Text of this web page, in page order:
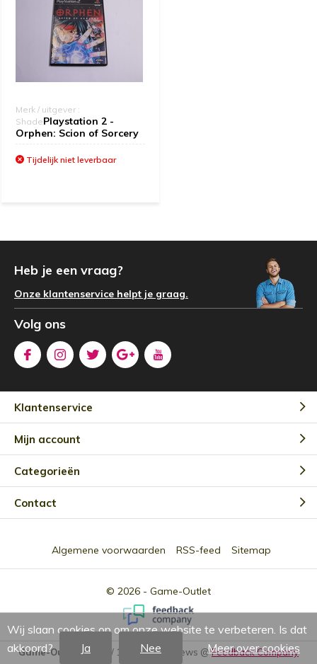
Merk / uitgever :
ShadePlaystation 2 -
Orphen: Scion of Sorcery
Tijdelijk niet leverbaar
Heb je een vraag?
Onze klantenservice helpt je graag.
Volg ons
Klantenservice
Mijn account
Categorieën
Contact
© 2026 - Game-Outlet
Algemene voorwaarden RSS-feed Sitemap
Game-Outlet NL / 10 2301Reviews @Feedback Company
Wij slaan cookies op om onze website te verbeteren. Is dat
akkoord?
Ja Nee
Meer over cookies